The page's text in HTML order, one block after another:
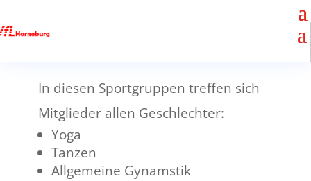
In diesen Sportgruppen treffen sich
Mitglieder allen Geschlechter:
Yoga
Tanzen
Allgemeine Gynamstik